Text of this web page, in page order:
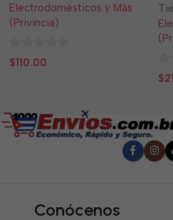
Electrodomésticos y Más
(Privincia)
0
$110.00
0
$
Conócenos